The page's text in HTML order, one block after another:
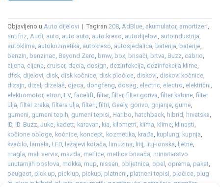
Objavljeno u Auto dijelovi | Tagiran 208, AdBlue, akumulator, amortizeri,
antifriz, Audi, auto, auto auto, auto kreso, autodijelovi, autoindustrija,
autoklima, autokozmetika, autokreso, autosjedalica, baterija, baterije,
benzin, benzinac, Beyond Zero, bmw, box, brisači, brtva, Buzz, cabrio,
cijena, cijene, cruiser, dacia, design, dezinfekcija, dezinfekcija klime,
dfsk, dijelovi, disk, disk kočnice, disk pločice, diskovi, diskovi kočnice,
dizajn, dizel , dizelaš, djeca, dongfeng, doseg, electric, electro, električni,
elektromotor, etron, EV, facelift,filtar,filter,filter goriva,filter kabine,filter
ulja,filter zraka,filtera ulja,filteri,filtri, Geely, gorivo, grijanje, gume,
gumeni, gumeni tepih, gumeni tepisi, Haribo, hatchback, hibrid, hrvatska,
ID, ID. Buzz, Juke, kadett, karavan, kia, kilometri, klima, klime, klinasti,
kočione obloge, kočnice, koncept, kozmetika, krađa, kuplung, kupnja,
kvačilo, lamela, LED, ležajevi kotača, limuzina, litij, litij-ionska, ljetne,
magla, mali servis, mazda, metlice, metlice brisača, ministarstvo
unutarnjih poslova, mokka, mup, nissan, obljetnica, opel , oprema, paket,
peugeot, pick up, pick-up, pickup, platneni, platneni tepisi, pločice, plug
in plug in hibrid plugin pneumatik postignuća potrošnja premijer,